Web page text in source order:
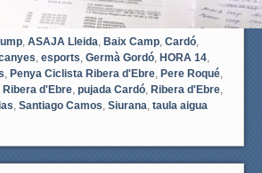
, ASAJA Lleida, Baix Camp, Cardó,
, esports, Germà Gordó, HORA 14,
, Penya Ciclista Ribera d'Ebre, Pere Roqué,
Ribera d'Ebre, pujada Cardó, Ribera d'Ebre,
, Santiago Camos, Siurana, taula aigua